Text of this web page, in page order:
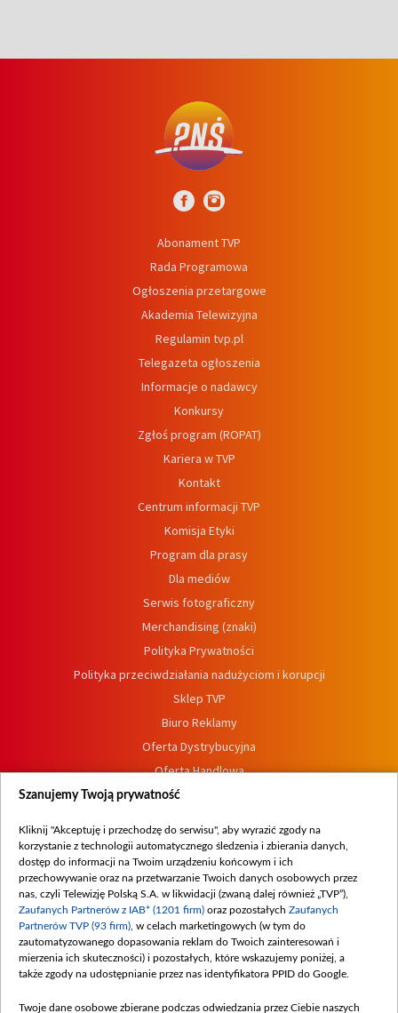
Abonament TVP
Rada Programowa
Ogłoszenia przetargowe
Akademia Telewizyjna
Regulamin tvp.pl
Telegazeta ogłoszenia
Informacje o nadawcy
Konkursy
Zgłoś program (ROPAT)
Kariera w TVP
Kontakt
Centrum informacji TVP
Komisja Etyki
Program dla prasy
Dla mediów
Serwis fotograficzny
Merchandising (znaki)
Polityka Prywatności
Polityka przeciwdziałania nadużyciom i korupcji
Sklep TVP
Biuro Reklamy
Oferta Dystrybucyjna
Oferta Handlowa
Dostępność
Procedura zgłoszeń wewnętrznych
Szanujemy Twoją prywatność
Kliknij "Akceptuję i przechodzę do serwisu", aby wyrazić zgody na
korzystanie z technologii automatycznego śledzenia i zbierania danych,
dostęp do informacji na Twoim urządzeniu końcowym i ich
przechowywanie oraz na przetwarzanie Twoich danych osobowych przez
nas, czyli Telewizję Polską S.A. w likwidacji (zwaną dalej również „TVP”),
Zaufanych Partnerów z IAB* (1201 firm) oraz pozostałych Zaufanych
Partnerów TVP (93 firm) , w celach marketingowych (w tym do
zautomatyzowanego dopasowania reklam do Twoich zainteresowań i
mierzenia ich skuteczności) i pozostałych, które wskazujemy poniżej, a
także zgody na udostępnianie przez nas identyfikatora PPID do Google.
Twoje dane osobowe zbierane podczas odwiedzania przez Ciebie naszych